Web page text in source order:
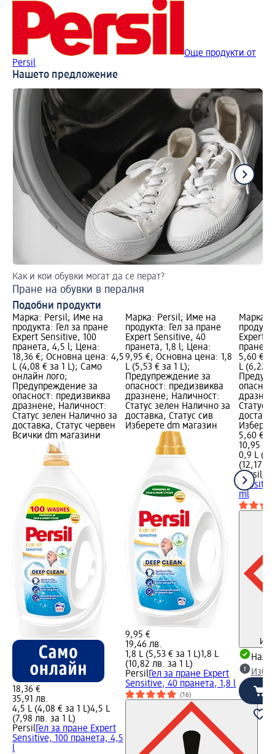
Още продукти от
Persil
Нашето предложение
Как и кои обувки могат да се перат?
Пране на обувки в пералня
Подобни продукти
Марка: Persil; Име на
продукта: Гел за пране
Expert Sensitive, 100
пранета, 4,5 l; Цена:
18,36 €; Основна цена: 4,5
L (4,08 € за 1 L); Само
онлайн лого;
Предупреждение за
опасност: предизвиква
дразнене; Наличност:
Статус зелен Налично за
доставка, Статус червен
Всички dm магазини
18,36 €
35,91 лв.
4,5 L (4,08 € за 1 L)4,5 L
(7,98 лв. за 1 L)
Persil Гел за пране Expert
Sensitive, 100 пранета, 4,5
l
Марка: Persil; Име на
продукта: Гел за пране
Expert Sensitive, 40
пранета, 1,8 l; Цена:
9,95 €; Основна цена: 1,8
L (5,53 € за 1 L);
Предупреждение за
опасност: предизвиква
дразнене; Наличност:
Статус зелен Налично за
доставка, Статус сив
Изберете dm магазин
9,95 €
19,46 лв.
1,8 L (5,53 € за 1 L)1,8 L
(10,82 лв. за 1 L)
Persil Гел за пране Expert
Sensitive, 40 пранета, 1,8 l
(16)
Марка:
Expert
5,60 €;
L (6,22
Статус
5,60 €
10,95 лв.
0,9 L
(12,17
Persil
ml